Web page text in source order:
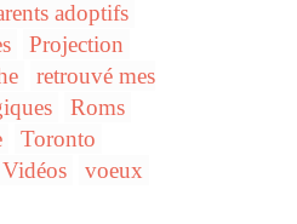
adoptifs
Projection
retrouvé mes
Roms
Toronto
Vidéos voeux